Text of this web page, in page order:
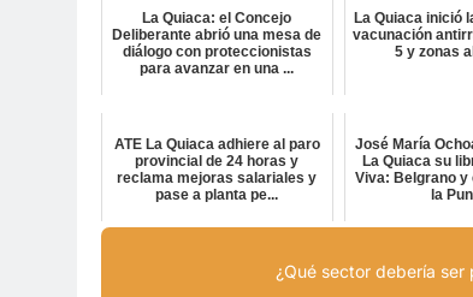
La Quiaca: el Concejo
Deliberante abrió una mesa de
diálogo con proteccionistas
para avanzar en una ...
La Quiaca inició
vacunación
5 y zonas
ATE La Quiaca adhiere al paro
provincial de 24 horas y
reclama mejoras salariales y
pase a planta pe...
José María
La Quiaca su
Viva: Belgrano y
la
¿Qué sector debería